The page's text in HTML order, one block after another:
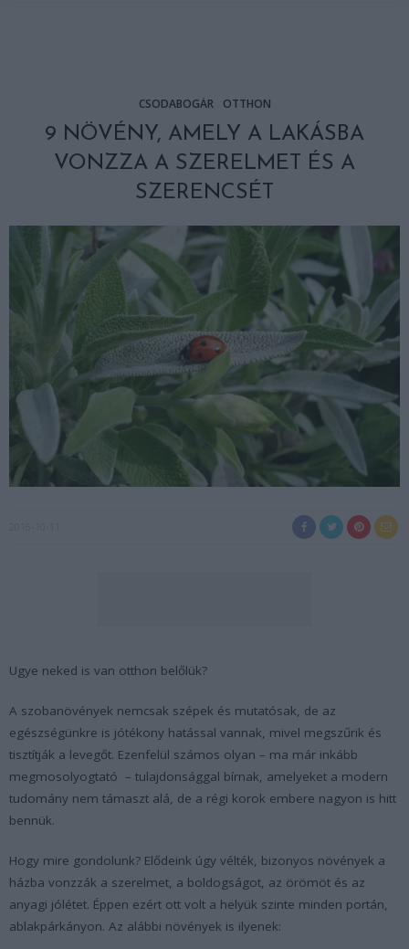
CSODABOGÁR OTTHON
9 NÖVÉNY, AMELY A LAKÁSBA
VONZZA A SZERELMET ÉS A
SZERENCSÉT
Ugye neked is van otthon belőlük?
A szobanövények nemcsak szépek és mutatósak, de az
egészségünkre is jótékony hatással vannak, mivel megszűrik és
tisztítják a levegőt. Ezenfelül számos olyan – ma már inkább
megmosolyogtató – tulajdonsággal bírnak, amelyeket a modern
tudomány nem támaszt alá, de a régi korok embere nagyon is hitt
bennük.
Hogy mire gondolunk? Elődeink úgy vélték, bizonyos növények a
házba vonzzák a szerelmet, a boldogságot, az örömöt és az
anyagi jólétet. Éppen ezért ott volt a helyük szinte minden portán,
ablakpárkányon. Az alábbi növények is ilyenek: